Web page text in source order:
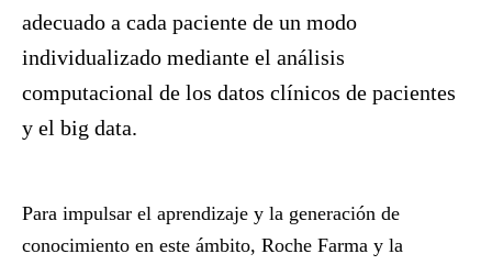
adecuado a cada paciente de un modo
individualizado mediante el análisis
computacional de los datos clínicos de pacientes
y el big data.
Para impulsar el aprendizaje y la generación de
conocimiento en este ámbito, Roche Farma y la